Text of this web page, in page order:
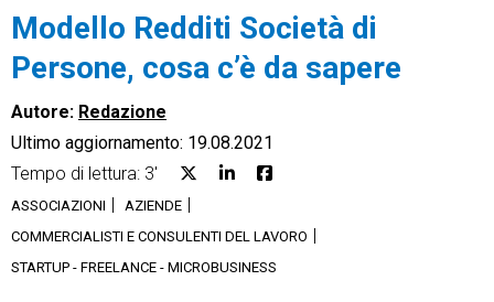
CRM
Ecommerce
Modello Redditi Società di
Persone, cosa c’è da sapere
Autore: Redazione
Ultimo aggiornamento: 19.08.2021
Tempo di lettura: 3'
ASSOCIAZIONI
AZIENDE
COMMERCIALISTI E CONSULENTI DEL LAVORO
STARTUP - FREELANCE - MICROBUSINESS